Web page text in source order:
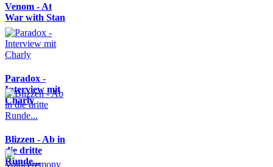
Venom - At
War with Stan
Paradox -
Interview mit
Charly
Blizzen - Ab in
die dritte
Runde...